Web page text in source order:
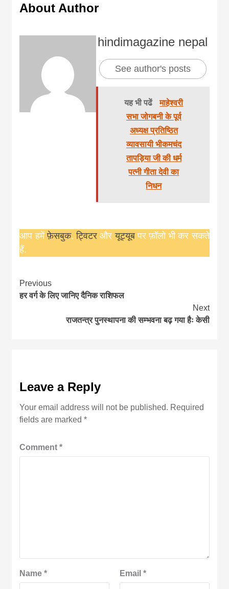
About Author
hindimagazine nepal
See author's posts
यह भी पढें
माहेश्वरी
सभा जोगबनी के पूर्व
अध्यक्ष प्रतिष्ठित
व्यावसायी भीकमचंद
तापड़िया जी की धर्म
पत्नी गीता देवी का
निधन
आप हमेंफ़ेसबुक,ट्विटरऔरयूट्यूबपर फ़ॉलो भी कर सकते
हैं.
Continue
Reading
Previous
हर वर्ग के लिए जानिए दैनिक राशिफल
Next
राजतन्त्र पुनस्थापना की सम्भवना बढ़ गया हैः केसी
Leave a Reply
Your email address will not be published. Required
fields are marked*
Comment*
Name* Email *